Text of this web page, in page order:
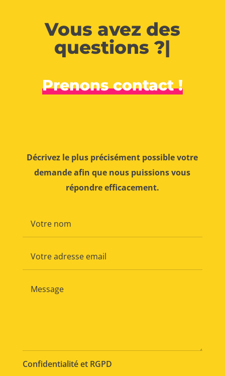
Vous avez des
questions ?|
Prenons contact !
Décrivez le plus précisément possible votre
demande afin que nous puissions vous
répondre efficacement.
Confidentialité et RGPD